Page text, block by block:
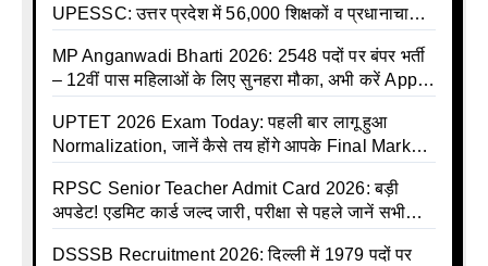
UPESSC: उत्तर प्रदेश में 56,000 शिक्षकों व प्रधानाचार्यों
MP Anganwadi Bharti 2026: 2548 पदों पर बंपर भर्ती
– 12वीं पास महिलाओं के लिए सुनहरा मौका, अभी करें Apply
UPTET 2026 Exam Today: पहली बार लागू हुआ
Normalization, जानें कैसे तय होंगे आपके Final Marks
RPSC Senior Teacher Admit Card 2026: बड़ी
अपडेट! एडमिट कार्ड जल्द जारी, परीक्षा से पहले जानें सभी
DSSSB Recruitment 2026: दिल्ली में 1979 पदों पर